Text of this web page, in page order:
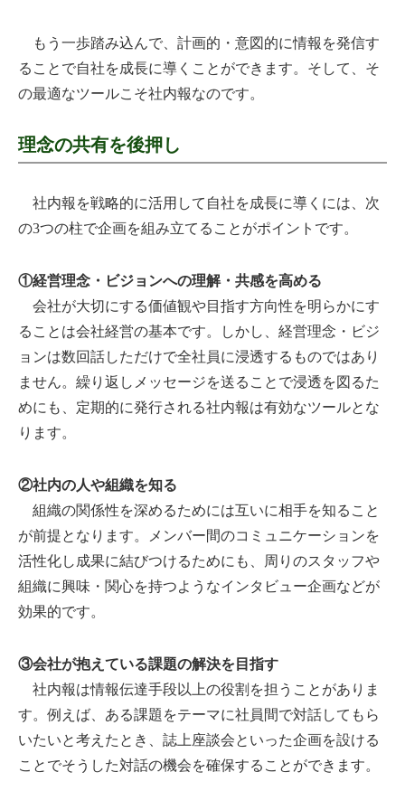
もう一歩踏み込んで、計画的・意図的に情報を発信す
ることで自社を成長に導くことができます。そして、そ
の最適なツールこそ社内報なのです。
理念の共有を後押し
社内報を戦略的に活用して自社を成長に導くには、次
の3つの柱で企画を組み立てることがポイントです。
①経営理念・ビジョンへの理解・共感を高める
会社が大切にする価値観や目指す方向性を明らかにす
ることは会社経営の基本です。しかし、経営理念・ビジ
ョンは数回話しただけで全社員に浸透するものではあり
ません。繰り返しメッセージを送ることで浸透を図るた
めにも、定期的に発行される社内報は有効なツールとな
ります。
②社内の人や組織を知る
組織の関係性を深めるためには互いに相手を知ること
が前提となります。メンバー間のコミュニケーションを
活性化し成果に結びつけるためにも、周りのスタッフや
組織に興味・関心を持つようなインタビュー企画などが
効果的です。
③会社が抱えている課題の解決を目指す
社内報は情報伝達手段以上の役割を担うことがありま
す。例えば、ある課題をテーマに社員間で対話してもら
いたいと考えたとき、誌上座談会といった企画を設ける
ことでそうした対話の機会を確保することができます。